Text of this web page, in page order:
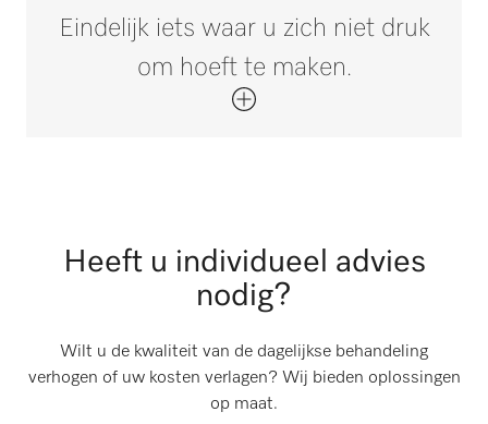
Eindelijk iets waar u zich niet druk
om hoeft te maken.
Heeft u individueel advies
nodig?
Wilt u de kwaliteit van de dagelijkse behandeling
verhogen of uw kosten verlagen? Wij bieden oplossingen
op maat.